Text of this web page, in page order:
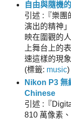
自由與隨機
引述 :『樂團
演出的精神
映在圍觀的
上舞台上的
速這樣的現象
(標籤: music)
Nikon P3 無
Chinese
引述 :『
810 萬像素